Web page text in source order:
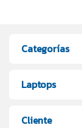
Categorías
Laptops
Cliente